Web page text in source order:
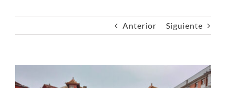
Anterior Siguiente